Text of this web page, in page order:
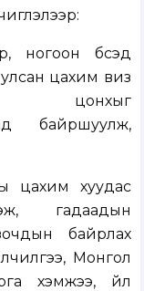
ногоон бүсэд
цахим виз
цонхыг
байршуулж,
цахим хуудас
гадаадын
байрлах
Монгол
хэмжээ, үйл